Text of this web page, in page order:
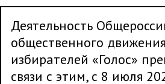
Деятельность
общественного
избирателей «Голос»
связи с этим, с 8 июля